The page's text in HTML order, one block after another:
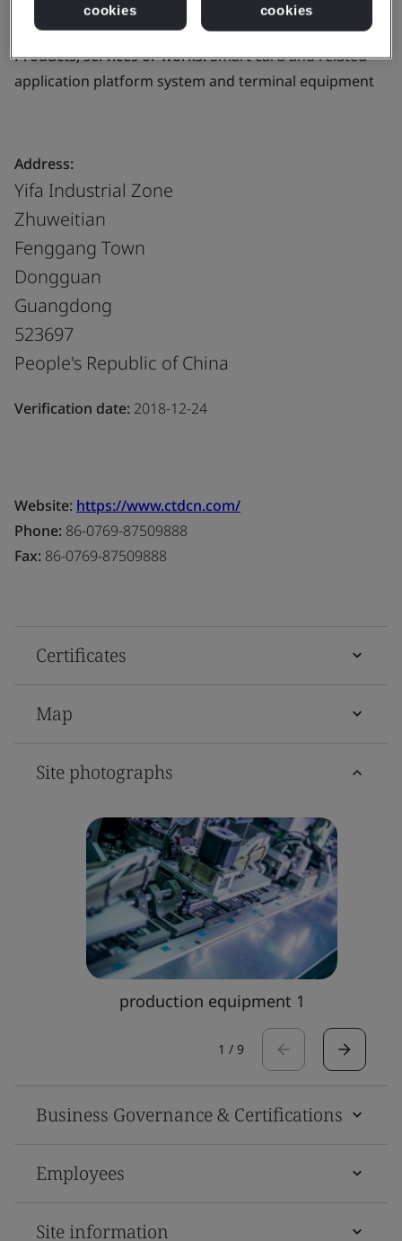
Business scope:Design and production of smart card
Products, services or works:Smart card and related
application platform system and terminal equipment
Address:
Yifa Industrial Zone
Zhuweitian
Fenggang Town
Dongguan
Guangdong
523697
People's Republic of China
Verification date: 2018-12-24
Website: https://www.ctdcn.com/
Phone: 86-0769-87509888
Fax: 86-0769-87509888
Certificates
Map
Site photographs
production equipment 1
1 / 9
Business Governance & Certifications
Employees
Site information
cookies
cookies